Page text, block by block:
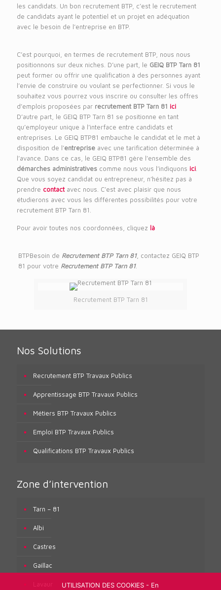
les candidats. Un bon recrutement BTP, c’est le recrutement
de candidats ayant le potentiel et un projet en adéquation
avec le besoin de l’entreprise en BTP.
C’est pourquoi, en termes de recrutement BTP, nous nous
positionnons sur deux niches. D’une part, le GEIQ BTP Tarn 81
peut former ou offrir une qualification à des personnes ayant
l’envie de construire ou voulant se perfectionner. Si vous le
souhaitez vous pourrez vous inscrire ou consulter les offres
d’emplois proposées par recrutement BTP Tarn 81 ici
D’autre part, le GEIQ BTP Tarn 81 se positionne en tant
qu’employeur unique à l’interface entre candidats et
entreprises. Le GEIQ BTP81 embauche le candidat et le met à
disposition de l’entrepriseavec une tarification déterminée à
l’avance. Dans ce cas, le GEIQ BTP81 gère l’ensemble des
démarches administrativescomme nous vous l’indiquons ici.
Que vous soyez candidat ou entrepreneur, n’hésitez pas à
prendre contactavec nous. C’est avec plaisir que nous
étudierons avec vous les différentes possibilités pour votre
recrutement BTP Tarn 81.
Pour avoir toutes nos coordonnées, cliquez là
BTPBesoin de Recrutement BTP Tarn 81, contactez GEIQ BTP
81 pour votre Recrutement BTP Tarn 81.
Recrutement BTP Tarn 81
Nos Solutions
Recrutement BTP Travaux Publics
Apprentissage BTP Travaux Publics
Métiers BTP Travaux Publics
Emploi BTP Travaux Publics
Qualifications BTP Travaux Publics
Zone d’intervention
Tarn – 81
Albi
Castres
Gaillac
Lavaur UTILISATION DES COOKIES - En